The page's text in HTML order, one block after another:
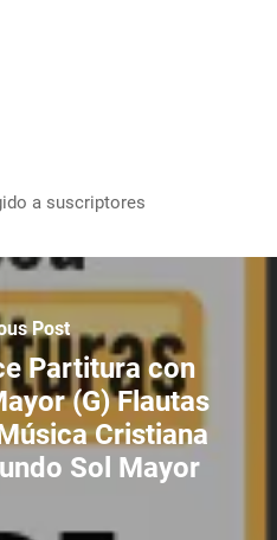
a suscriptores
Post
Partitura con
(G) Flautas
Cristiana
Sol Mayor